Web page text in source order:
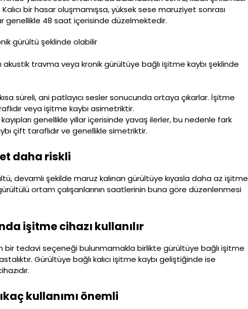
bir hasar oluşmamışsa, yüksek sese maruziyet sonrası
genellikle 48 saat içerisinde düzelmektedir.
gürültü şeklinde olabilir
akustik travma veya kronik gürültüye bağlı işitme kaybı şeklinde
süreli, ani patlayıcı sesler sonucunda ortaya çıkarlar. İşitme
veya işitme kaybı asimetriktir.
genellikle yıllar içerisinde yavaş ilerler, bu nedenle fark
çift taraflıdır ve genellikle simetriktir.
daha riskli
devamlı şekilde maruz kalınan gürültüye kıyasla daha az işitme
ortam çalışanlarının saatlerinin buna göre düzenlenmesi
işitme cihazı kullanılır
bir tedavi seçeneği bulunmamakla birlikte gürültüye bağlı işitme
Gürültüye bağlı kalıcı işitme kaybı geliştiğinde ise
kullanımı önemli